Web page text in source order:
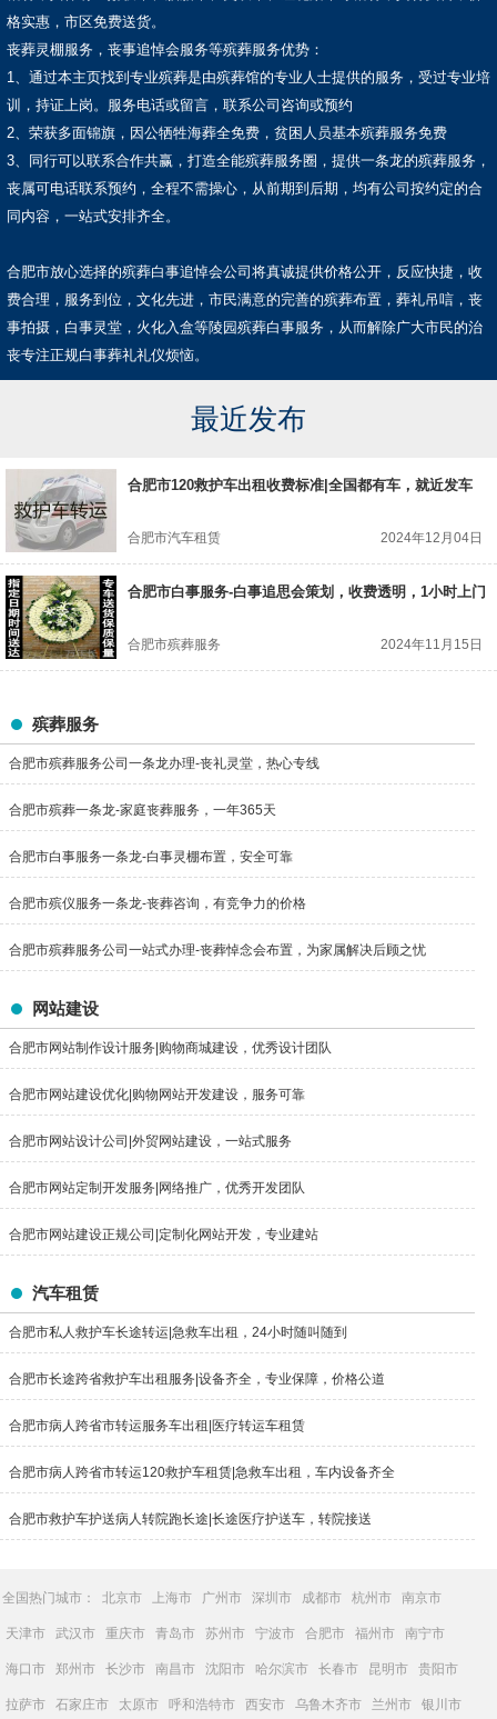
格实惠，市区免费送货。
丧葬灵棚服务，丧事追悼会服务等殡葬服务优势：
1、通过本主页找到专业殡葬是由殡葬馆的专业人士提供的服务，受过专业培
训，持证上岗。服务电话或留言，联系公司咨询或预约
2、荣获多面锦旗，因公牺牲海葬全免费，贫困人员基本殡葬服务免费
3、同行可以联系合作共赢，打造全能殡葬服务圈，提供一条龙的殡葬服务，
丧属可电话联系预约，全程不需操心，从前期到后期，均有公司按约定的合
同内容，一站式安排齐全。
合肥市放心选择的殡葬白事追悼会公司将真诚提供价格公开，反应快捷，收
费合理，服务到位，文化先进，市民满意的完善的殡葬布置，葬礼吊唁，丧
事拍摄，白事灵堂，火化入盒等陵园殡葬白事服务，从而解除广大市民的治
丧专注正规白事葬礼礼仪烦恼。
最近发布
合肥市120救护车出租收费标准|全国都有车，就近发车
合肥市汽车租赁 2024年12月04日
合肥市白事服务-白事追思会策划，收费透明，1小时上门
合肥市殡葬服务 2024年11月15日
殡葬服务
合肥市殡葬服务公司一条龙办理-丧礼灵堂，热心专线
合肥市殡葬一条龙-家庭丧葬服务，一年365天
合肥市白事服务一条龙-白事灵棚布置，安全可靠
合肥市殡仪服务一条龙-丧葬咨询，有竞争力的价格
合肥市殡葬服务公司一站式办理-丧葬悼念会布置，为家属解决后顾之忧
网站建设
合肥市网站制作设计服务|购物商城建设，优秀设计团队
合肥市网站建设优化|购物网站开发建设，服务可靠
合肥市网站设计公司|外贸网站建设，一站式服务
合肥市网站定制开发服务|网络推广，优秀开发团队
合肥市网站建设正规公司|定制化网站开发，专业建站
汽车租赁
合肥市私人救护车长途转运|急救车出租，24小时随叫随到
合肥市长途跨省救护车出租服务|设备齐全，专业保障，价格公道
合肥市病人跨省市转运服务车出租|医疗转运车租赁
合肥市病人跨省市转运120救护车租赁|急救车出租，车内设备齐全
合肥市救护车护送病人转院跑长途|长途医疗护送车，转院接送
全国热门城市： 北京市 上海市 广州市 深圳市 成都市 杭州市 南京市
天津市 武汉市 重庆市 青岛市 苏州市 宁波市 合肥市 福州市 南宁市
海口市 郑州市 长沙市 南昌市 沈阳市 哈尔滨市 长春市 昆明市 贵阳市
拉萨市 石家庄市 太原市 呼和浩特市 西安市 乌鲁木齐市 兰州市 银川市